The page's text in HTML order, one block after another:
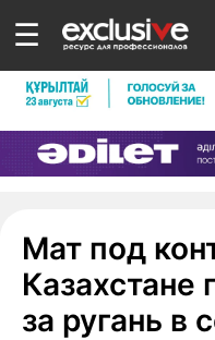
☰
Мат под
Казахстане
за ругань в